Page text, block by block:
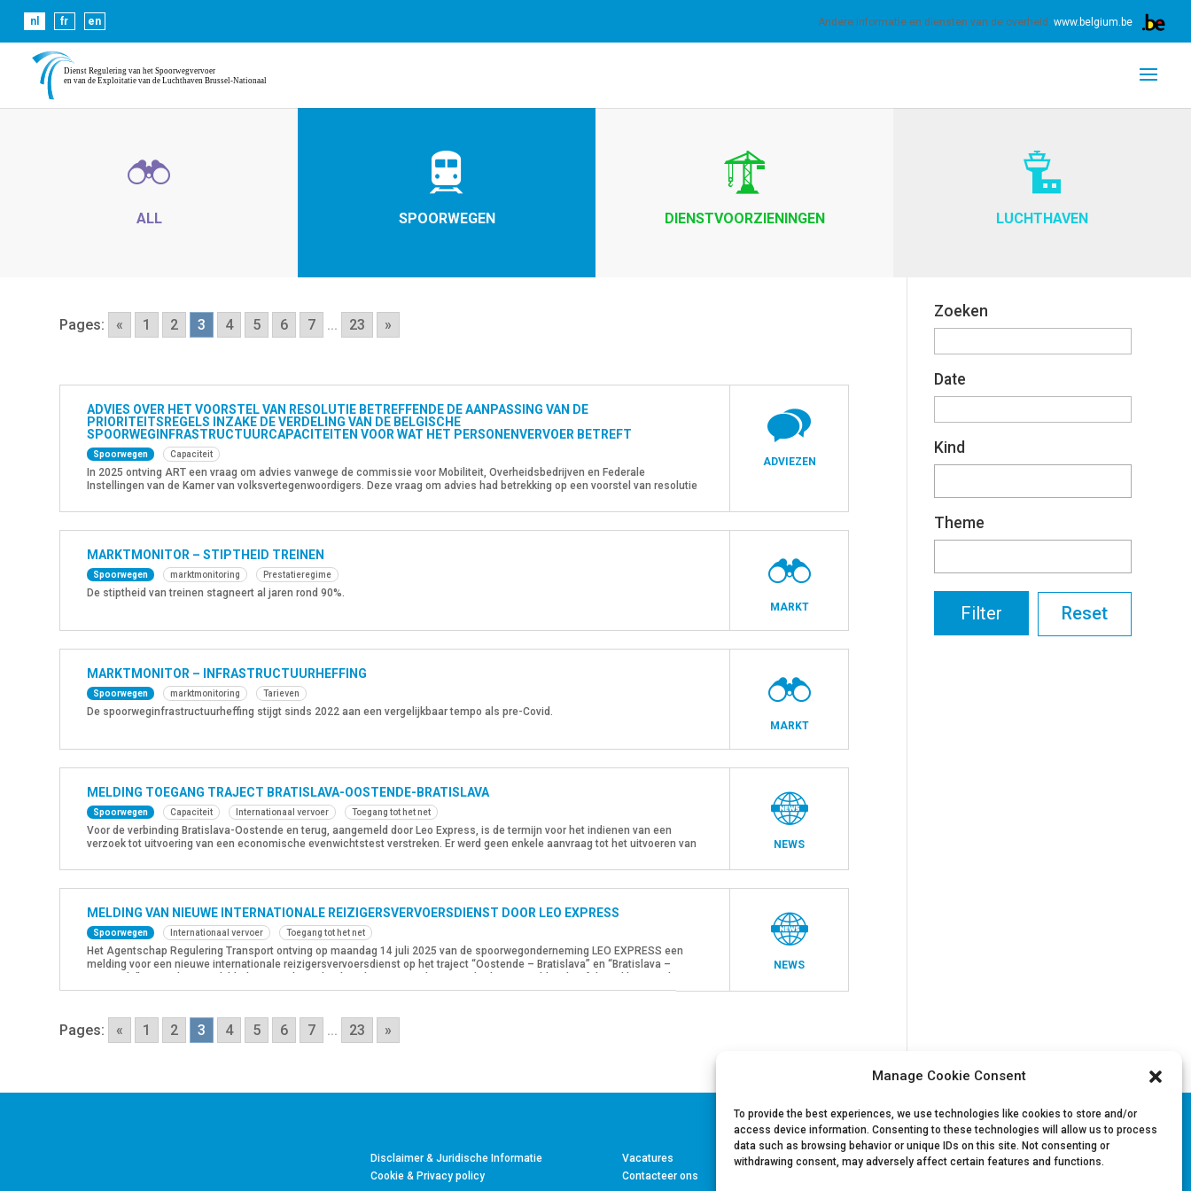
Manage Cookie Consent
To provide the best experiences, we use technologies like cookies to store and/or
access device information. Consenting to these technologies will allow us to process
data such as browsing behavior or unique IDs on this site. Not consenting or
withdrawing consent, may adversely affect certain features and functions.
nl fr en Andere informatie en diensten van de overheid:www.belgium.be
ALL SPOORWEGEN DIENSTVOORZIENINGEN LUCHTHAVEN
Pages: « 1 2 3 4 5 6 7 ... 23 »
ADVIES OVER HET VOORSTEL VAN RESOLUTIE BETREFFENDE DE AANPASSING VAN DE
PRIORITEITSREGELS INZAKE DE VERDELING VAN DE BELGISCHE
SPOORWEGINFRASTRUCTUURCAPACITEITEN VOOR WAT HET PERSONENVERVOER BETREFT
Spoorwegen Capaciteit
In 2025 ontving ART een vraag om advies vanwege de commissie voor Mobiliteit, Overheidsbedrijven en Federale
Instellingen van de Kamer van volksvertegenwoordigers. Deze vraag om advies had betrekking op een voorstel van resolutie
spoorweginfrastructuurcapaciteiten voor wat het personenvervoer betreft.In zijn advies A-2025-02-S heeft […]
ADVIEZEN
MARKTMONITOR – STIPTHEID TREINEN
Spoorwegen marktmonitoring Prestatieregime
De stiptheid van treinen stagneert al jaren rond 90%.
MARKT
MARKTMONITOR – INFRASTRUCTUURHEFFING
Spoorwegen marktmonitoring Tarieven
De spoorweginfrastructuurheffing stijgt sinds 2022 aan een vergelijkbaar tempo als pre-Covid.
MARKT
MELDING TOEGANG TRAJECT BRATISLAVA-OOSTENDE-BRATISLAVA
Spoorwegen Capaciteit Internationaal vervoer Toegang tot het net
Voor de verbinding Bratislava-Oostende en terug, aangemeld door Leo Express, is de termijn voor het indienen van een
verzoek tot uitvoering van een economische evenwichtstest verstreken. Er werd geen enkele aanvraag tot het uitvoeren van
2026, ook […]
NEWS
MELDING VAN NIEUWE INTERNATIONALE REIZIGERSVERVOERSDIENST DOOR LEO EXPRESS
Spoorwegen Internationaal vervoer Toegang tot het net
Het Agentschap Regulering Transport ontving op maandag 14 juli 2025 van de spoorwegonderneming LEO EXPRESS een
melding voor een nieuwe internationale reizigersvervoersdienst op het traject “Oostende – Bratislava” en “Bratislava –
toegang tot het Belgische spoorwegnet en […]
NEWS
Pages: « 1 2 3 4 5 6 7 ... 23 »
Zoeken
Date
Kind
Theme
Reset
Disclaimer & Juridische Informatie
Cookie & Privacy policy
Vacatures
Contacteer ons
Volg ons op LinkedIn
Cookies helpen ons bij het leveren van onze diensten. Door gebruik te maken van onze diensten, gaat u akkoord met ons gebruik van cookies. Meer informatie OK